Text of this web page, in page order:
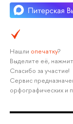
Нашли опечатку?
Выделите её,
Спасибо за участие!
Сервис
орфографических и